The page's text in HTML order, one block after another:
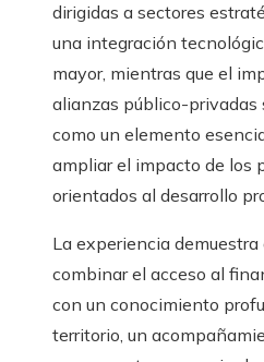
dirigidas a sectores
una integración
mayor, mientras que el
alianzas público-privadas
como un elemento
ampliar el impacto de los
orientados al desarrollo
La experiencia demuestra
combinar el acceso al
con un conocimiento
territorio, un